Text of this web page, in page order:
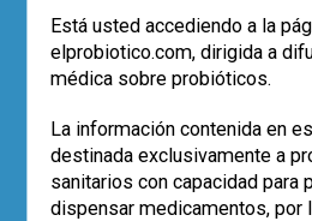
estudios , ISAPP ,
0
Está usted accediendo a la
elprobiotico.com, dirigida a
médica sobre probióticos.
La información contenida en
destinada exclusivamente a
sanitarios con capacidad para
dispensar medicamentos, por